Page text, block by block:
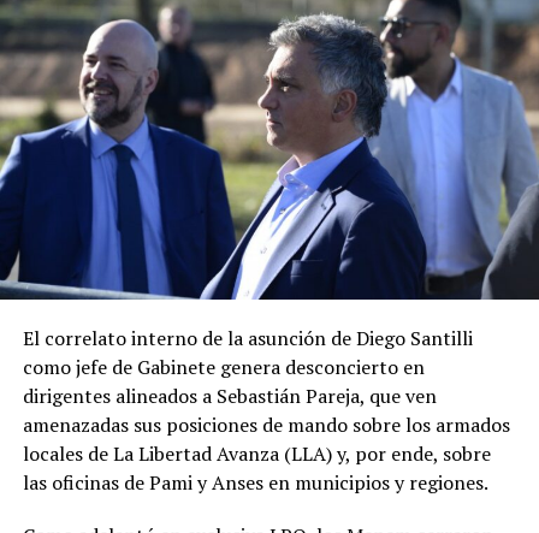
El correlato interno de la asunción de Diego Santilli
como jefe de Gabinete genera desconcierto en
dirigentes alineados a Sebastián Pareja, que ven
amenazadas sus posiciones de mando sobre los armados
locales de La Libertad Avanza (LLA) y, por ende, sobre
las oficinas de Pami y Anses en municipios y regiones.